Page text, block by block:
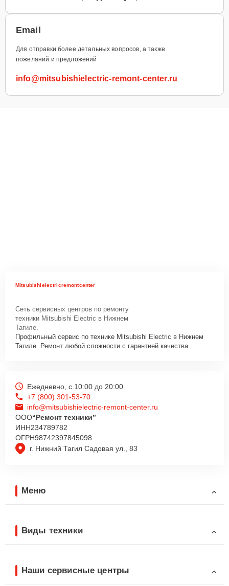
Email
Для отправки более детальных вопросов, а также
пожеланий и предложений
info@mitsubishielectric-remont-center.ru
Mitsubishielectricremontcenter
Сеть сервисных центров по ремонту
техники Mitsubishi Electric в Нижнем
Тагиле.
Профильный сервис по технике Mitsubishi Electric в Нижнем
Тагиле. Ремонт любой сложности с гарантией качества.
г. Нижний Тагил Садовая ул., 83
Ежедневно, с 10:00 до 20:00
+7 (800) 301-53-70
info@mitsubishielectric-remont-center.ru
ООО“Ремонт техники”
ИНН234789782
ОГРН98742397845098
Меню
Виды техники
Наши сервисные центры